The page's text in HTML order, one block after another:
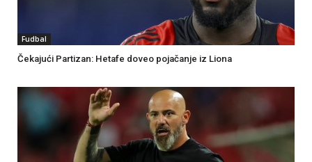
Fudbal
Čekajući Partizan: Hetafe doveo pojačanje iz Liona